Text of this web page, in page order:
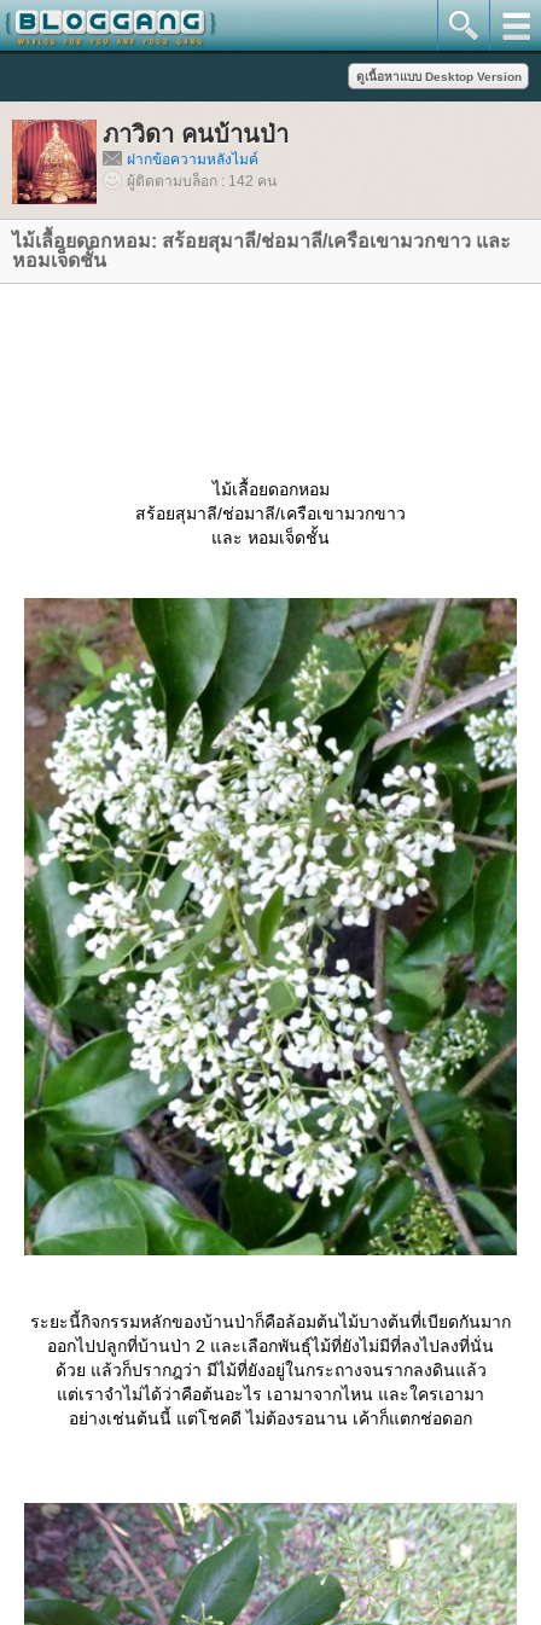
ภาวิดา คนบ้านป่า
ฝากข้อความหลังไมค์
ผู้ติดตามบล็อก : 142 คน
ไม้เลื้อยดอกหอม: สร้อยสุมาลี/ช่อมาลี/เครือเขามวกขาว และ
หอมเจ็ดชั้น
ไม้เลื้อยดอกหอม
สร้อยสุมาลี/ช่อมาลี/เครือเขามวกขาว
ละ หอมเจ็ดชั้น
ระยะนี้กิจกรรมหลักของบ้านป่าก็คือล้อมต้นไม้บางต้นที่เบียดกันมาก
ออกไปปลูกที่บ้านป่า 2 และเลือกพันธุ์ไม้ที่ยังไม่มีที่ลงไปลงที่นั่น
ด้วย แล้วก็ปรากฎว่า มีไม้ที่ยังอยู่ในกระถางจนรากลงดินแล้ว
ต่เราจำไม่ได้ว่าคือต้นอะไร เอามาจากไหน และใครเอามา
อย่างเช่นต้นนี้ แต่โชคดี ไม่ต้องรอนาน เค้าก็แตกช่อดอก